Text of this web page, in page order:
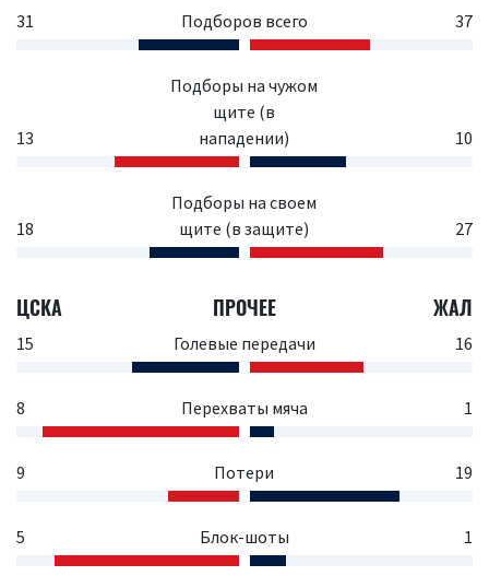
31 Подборов всего 37
13
Подборы на чужом
щите (в
нападении)
10
18
Подборы на своем
щите (в защите)
27
ЦСКА ПРОЧЕЕ ЖАЛ
15 Голевые передачи 16
8 Перехваты мяча 1
9 Потери 19
5 Блок-шоты 1